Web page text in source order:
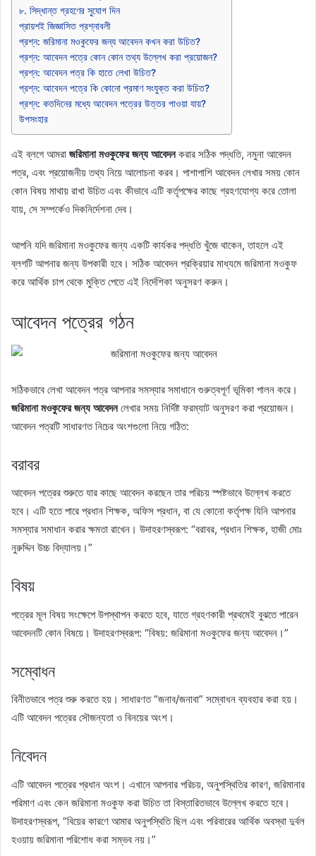
৮. সিদ্ধান্ত গ্রহণের সুযোগ দিন
প্রায়শই জিজ্ঞাসিত প্রশ্নাবলী
প্রশ্ন: জরিমানা মওকুফের জন্য আবেদন কখন করা উচিত?
প্রশ্ন: আবেদন পত্রে কোন কোন তথ্য উল্লেখ করা প্রয়োজন?
প্রশ্ন: আবেদন পত্র কি হাতে লেখা উচিত?
প্রশ্ন: আবেদন পত্রে কি কোনো প্রমাণ সংযুক্ত করা উচিত?
প্রশ্ন: কতদিনের মধ্যে আবেদন পত্রের উত্তর পাওয়া যায়?
উপসংহার
এই ব্লগে আমরা জরিমানা মওকুফের জন্য আবেদনকরার সঠিক পদ্ধতি, নমুনা আবেদন
পত্র, এবং প্রয়োজনীয় তথ্য নিয়ে আলোচনা করব। পাশাপাশি আবেদন লেখার সময় কোন
কোন বিষয় মাথায় রাখা উচিত এবং কীভাবে এটি কর্তৃপক্ষের কাছে গ্রহণযোগ্য করে তোলা
যায়, সে সম্পর্কেও দিকনির্দেশনা দেব।
আপনি যদি জরিমানা মওকুফের জন্য একটি কার্যকর পদ্ধতি খুঁজে থাকেন, তাহলে এই
ব্লগটি আপনার জন্য উপকারী হবে। সঠিক আবেদন প্রক্রিয়ার মাধ্যমে জরিমানা মওকুফ
করে আর্থিক চাপ থেকে মুক্তি পেতে এই নির্দেশিকা অনুসরণ করুন।
আবেদন পত্রের গঠন
সঠিকভাবে লেখা আবেদন পত্র আপনার সমস্যার সমাধানে গুরুত্বপূর্ণ ভূমিকা পালন করে।
জরিমানা মওকুফের জন্য আবেদনলেখার সময় নির্দিষ্ট ফরম্যাট অনুসরণ করা প্রয়োজন।
আবেদন পত্রটি সাধারণত নিচের অংশগুলো নিয়ে গঠিত:
বরাবর
আবেদন পত্রের শুরুতে যার কাছে আবেদন করছেন তার পরিচয় স্পষ্টভাবে উল্লেখ করতে
হবে। এটি হতে পারে প্রধান শিক্ষক, অফিস প্রধান, বা যে কোনো কর্তৃপক্ষ যিনি আপনার
সমস্যার সমাধান করার ক্ষমতা রাখেন। উদাহরণস্বরূপ: “বরাবর, প্রধান শিক্ষক, হাজী মোঃ
নুরুদ্দিন উচ্চ বিদ্যালয়।”
বিষয়
পত্রের মূল বিষয় সংক্ষেপে উপস্থাপন করতে হবে, যাতে গ্রহণকারী প্রথমেই বুঝতে পারেন
আবেদনটি কোন বিষয়ে। উদাহরণস্বরূপ: “বিষয়: জরিমানা মওকুফের জন্য আবেদন।”
সম্বোধন
বিনীতভাবে পত্র শুরু করতে হয়। সাধারণত “জনাব/জনাবা” সম্বোধন ব্যবহার করা হয়।
এটি আবেদন পত্রের সৌজন্যতা ও বিনয়ের অংশ।
নিবেদন
এটি আবেদন পত্রের প্রধান অংশ। এখানে আপনার পরিচয়, অনুপস্থিতির কারণ, জরিমানার
পরিমাণ এবং কেন জরিমানা মওকুফ করা উচিত তা বিস্তারিতভাবে উল্লেখ করতে হবে।
উদাহরণস্বরূপ, “বিয়ের কারণে আমার অনুপস্থিতি ছিল এবং পরিবারের আর্থিক অবস্থা দুর্বল
হওয়ায় জরিমানা পরিশোধ করা সম্ভব নয়।”